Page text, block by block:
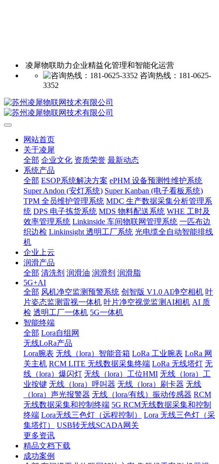
凌犀物联助力企业精益化管理和智能化运营
咨询热线：181-0625-
3352
网站首页
关于凌犀
全部 企业文化 资质荣誉 最新动态
系统产品
全部 ESOP系统解决方案 ePHM 设备预测性维护系统
Super Andon (安灯系统) Super Kanban (电子看板系统)
TPM 全员维护管理系统 MDC 生产数据采集分析管理系
统 DPS 电子拣货系统 MDS 物料配送系统 WHE 工时及
效率管理系统 Linkinside 车间物联网管理系统 一匹布边
织边检 Linkinsight 透明工厂系统 光电缆全自动智能排线
机
企业上云
润滑产品
全部 清洗剂 润滑油 润滑剂 润滑脂
5G+AI
全部 风机净空监测预警系统 创智版 V1.0 AI净空相机 叶
片姿态监测雷视一体机 叶片净空视觉监测AI相机 AI 质
检 透明工厂一体机 5G一体机
智能终端
全部 Lora自组网
无线LoRa产品
Lora腕表 无线（lora）智能音箱 LoRa 工业腕表 LoRa 网
关主机 RCM LITE 无线数据采集终端 LoRa 无线塔灯 无
线（lora）爆闪灯 无线（lora）工位HMI 无线（lora）工
业按键 无线（lora）呼叫器 无线（lora）刷卡器 无线
（lora）声光报警器 无线（lora/有线）振动传感器 RCM
无线数据采集和控制终端 5G RCM无线数据采集和控制
终端 Lora无线三色灯（远程控制）
Lora 无线三色灯（采
集塔灯）
USB转无线SCADA网关
更多资讯
精品文档下载
成功案例